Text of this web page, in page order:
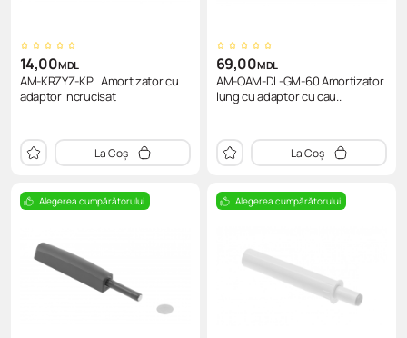
14,00MDL
AM-KRZYZ-KPL Amortizator cu
adaptor incrucisat
La Coș
69,00MDL
AM-OAM-DL-GM-60 Amortizator
lung cu adaptor cu cau..
La Coș
Alegerea cumpărătorului Alegerea cumpărătorului